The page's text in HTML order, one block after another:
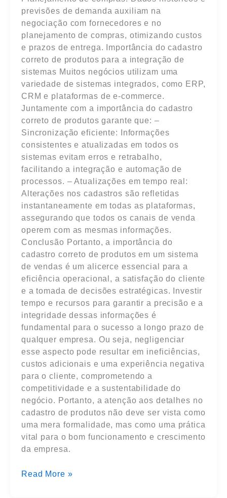
previsões de demanda auxiliam na
negociação com fornecedores e no
planejamento de compras, otimizando custos
e prazos de entrega. Importância do cadastro
correto de produtos para a integração de
sistemas Muitos negócios utilizam uma
variedade de sistemas integrados, como ERP,
CRM e plataformas de e-commerce.
Juntamente com a importância do cadastro
correto de produtos garante que: –
Sincronização eficiente: Informações
consistentes e atualizadas em todos os
sistemas evitam erros e retrabalho,
facilitando a integração e automação de
processos. – Atualizações em tempo real:
Alterações nos cadastros são refletidas
instantaneamente em todas as plataformas,
assegurando que todos os canais de venda
operem com as mesmas informações.
Conclusão Portanto, a importância do
cadastro correto de produtos em um sistema
de vendas é um alicerce essencial para a
eficiência operacional, a satisfação do cliente
e a tomada de decisões estratégicas. Investir
tempo e recursos para garantir a precisão e a
integridade dessas informações é
fundamental para o sucesso a longo prazo de
qualquer empresa. Ou seja, negligenciar
esse aspecto pode resultar em ineficiências,
custos adicionais e uma experiência negativa
para o cliente, comprometendo a
competitividade e a sustentabilidade do
negócio. Portanto, a atenção aos detalhes no
cadastro de produtos não deve ser vista como
uma mera formalidade, mas como uma prática
vital para o bom funcionamento e crescimento
da empresa.
Read More »